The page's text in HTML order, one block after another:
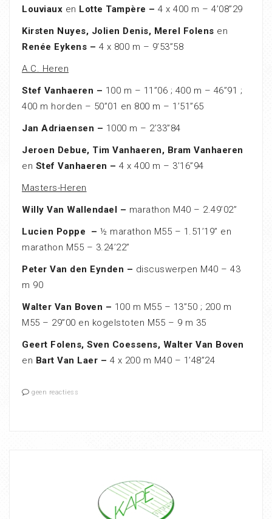
Louviaux en Lotte Tampère – 4 x 400 m – 4’08”29
Kirsten Nuyes, Jolien Denis, Merel Folens en
Renée Eykens – 4 x 800 m – 9’53”58
A.C. Heren
Stef Vanhaeren – 100 m – 11”06 ; 400 m – 46”91 ;
400 m horden – 50”01 en 800 m – 1’51”65
Jan Adriaensen – 1000 m – 2’33”84
Jeroen Debue, Tim Vanhaeren, Bram Vanhaeren
en Stef Vanhaeren – 4 x 400 m – 3’16”94
Masters-Heren
Willy Van Wallendael – marathon M40 – 2.49’02”
Lucien Poppe – ½ marathon M55 – 1.51’19” en
marathon M55 – 3.24’22”
Peter Van den Eynden – discuswerpen M40 – 43
m 90
Walter Van Boven – 100 m M55 – 13”50 ; 200 m
M55 – 29”00 en kogelstoten M55 – 9 m 35
Geert Folens, Sven Coessens, Walter Van Boven
en Bart Van Laer – 4 x 200 m M40 – 1’48”24
geen reactiess